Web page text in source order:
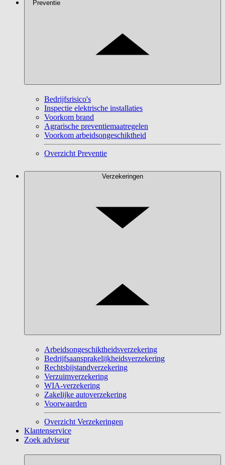
Preventie
Bedrijfsrisico's
Inspectie elektrische installaties
Voorkom brand
Agrarische preventiemaatregelen
Voorkom arbeidsongeschiktheid
Overzicht Preventie
Verzekeringen
Arbeidsongeschiktheidsverzekering
Bedrijfsaansprakelijkheidsverzekering
Rechtsbijstandverzekering
Verzuimverzekering
WIA-verzekering
Zakelijke autoverzekering
Voorwaarden
Overzicht Verzekeringen
Klantenservice
Zoek adviseur